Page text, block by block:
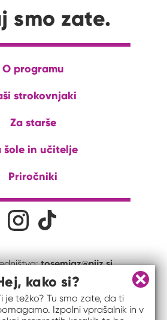
smo zate.
O programu
strokovnjaki
Za starše
šole in učitelje
Priročniki
omrežja
tosemjaz@nijz.si
Zapri
kako si?
je težko? Tu smo zate, da ti
Izpolni vprašalnik in v